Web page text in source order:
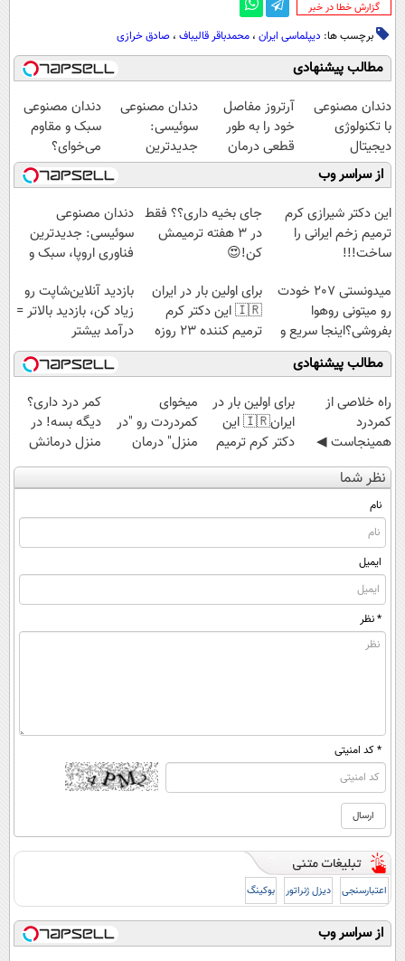
‌گزارش خطا در خبر
برچسب ها: دیپلماسی ایران ، محمدباقر قالیباف ، صادق خرازی
مطالب پیشنهادی
دندان مصنوعی
با تکنولوژی
دیجیتال
سوئیسی🇨🇭
آرتروز مفاصل
خود را به طور
قطعی درمان
کنید!
◗پرسش‌نامه◖
دندان مصنوعی
سوئیسی:
جدیدترین
فناوری اروپا،
سبک و مقاوم |
پرداخت قسطی
دندان مصنوعی
سبک و مقاوم
می‌خوای؟
پرداخت اقساطی
هم داریم!😍 |
📍تهران
از سراسر وب
این دکتر شیرازی کرم
ترمیم زخم ایرانی را
ساخت!!!
جای بخیه داری؟؟ فقط
در 3 هفته ترمیمش
کن!😍
دندان مصنوعی
سوئیسی: جدیدترین
فناوری اروپا، سبک و
قسطی
میدونستی 207 خودت
رو میتونی روهوا
بفروشی؟اینجا سریع و
راحت بفروش
برای اولین بار در ایران
🇮🇷 این دکتر کرم
ترمیم کننده 23 روزه
ساخت!
بازدید آنلاین‌شاپت رو
زیاد کن، بازدید بالاتر =
درآمد بیشتر
مطالب پیشنهادی
‌راه خلاصی از
کمردرد
همینجاست ◀
فقط کافیه فرم
رو پر کنی!
برای اولین بار در
ایران🇮🇷 این
دکتر کرم ترمیم
کننده 23 روزه
ساخت!
میخوای
کمردردت رو "در
منزل" درمان
کنی؟ (◂فیلم +
◂پرسش‌نامه)
کمر درد داری؟
دیگه بسه! در
منزل درمانش
کن
(◀پرسش‌نامه)
نظر شما
نام
ایمیل
* نظر
* کد امنیتی
اعتبارسنجی دیزل ژنراتور بوکینگ
از سراسر وب